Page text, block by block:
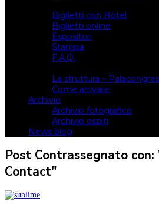
Biglietti con Hotel
Biglietti online
Espositori
Stampa
F.A.Q.
La struttura –
Come arrivare
Archivio
Archivio fotografico
Archivio ospiti
News blog
Post Contrassegnato
Contact"